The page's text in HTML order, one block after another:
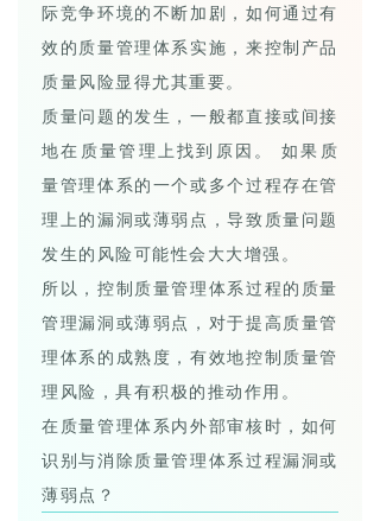
际竞争环境的不断加剧，如何通过有
效的质量管理体系实施，来控制产品
质量风险显得尤其重要。
质量问题的发生，一般都直接或间接
地在质量管理上找到原因。 如果质
量管理体系的一个或多个过程存在管
理上的漏洞或薄弱点，导致质量问题
发生的风险可能性会大大增强。
所以，控制质量管理体系过程的质量
管理漏洞或薄弱点，对于提高质量管
理体系的成熟度，有效地控制质量管
理风险，具有积极的推动作用。
在质量管理体系内外部审核时，如何
识别与消除质量管理体系过程漏洞或
薄弱点？